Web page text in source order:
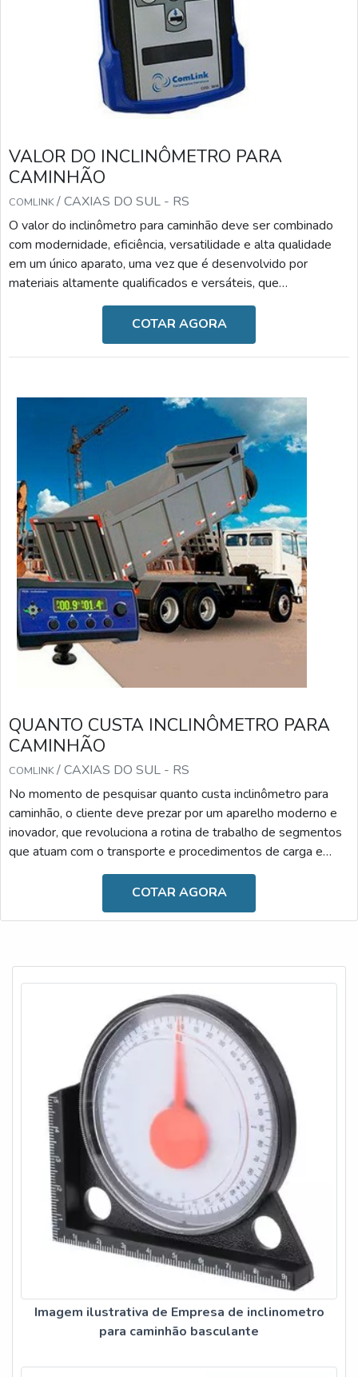
acidentes e aumentando a produtividade.
Para adquirir inclinômetros de alta qualidade e garantir um
suporte técnico eficiente, entre em contato com o
Soluções Industriais e solicite uma cotação. Nossa equipe
está pronta para oferecer as melhores soluções para sua
\
VALOR DO INCLINÔMETRO PARA
CAMINHÃO
COMLINK/ CAXIAS DO SUL - RS
O valor do inclinômetro para caminhão deve ser combinado
com modernidade, eficiência, versatilidade e alta qualidade
em um único aparato, uma vez que é desenvolvido por
materiais altamente qualificados e versáteis, que
desempenham a sua função com a maestria. Diante desses
benefícios, o valor torna-se o fator menos relevante.A
IMPORTÂNCIA DO DISPOSITIVO NO DIA A DIAAs
principais causas de um tombamento de basculantes são os
laterais fortes, tr
COTAR AGORA
QUANTO CUSTA INCLINÔMETRO PARA
CAMINHÃO
COMLINK/ CAXIAS DO SUL - RS
No momento de pesquisar quanto custa inclinômetro para
caminhão, o cliente deve prezar por um aparelho moderno e
inovador, que revoluciona a rotina de trabalho de segmentos
que atuam com o transporte e procedimentos de carga e
descarga. Desenvolvido com materiais de alta qualidade, ele
é resistente e versátil, podendo ser facilmente
manuseado.Diante dessas informações, é possível observar
COTAR AGORA
Imagem ilustrativa de Empresa de inclinometro
para caminhão basculante